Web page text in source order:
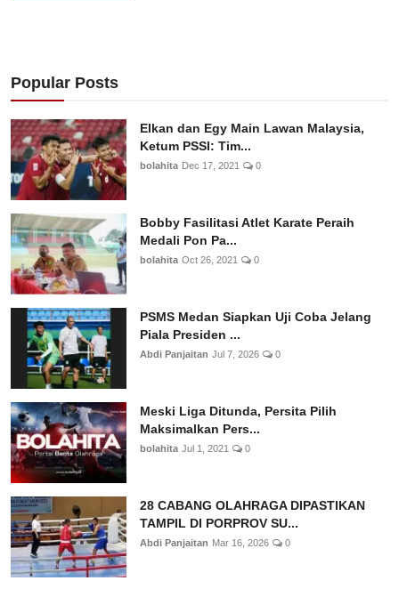
Popular Posts
Elkan dan Egy Main Lawan Malaysia,
Ketum PSSI: Tim...
bolahita Dec 17, 2021 0
Bobby Fasilitasi Atlet Karate Peraih
Medali Pon Pa...
bolahita Oct 26, 2021 0
PSMS Medan Siapkan Uji Coba Jelang
Piala Presiden ...
Abdi Panjaitan Jul 7, 2026 0
Meski Liga Ditunda, Persita Pilih
Maksimalkan Pers...
bolahita Jul 1, 2021 0
28 CABANG OLAHRAGA DIPASTIKAN
TAMPIL DI PORPROV SU...
Abdi Panjaitan Mar 16, 2026 0